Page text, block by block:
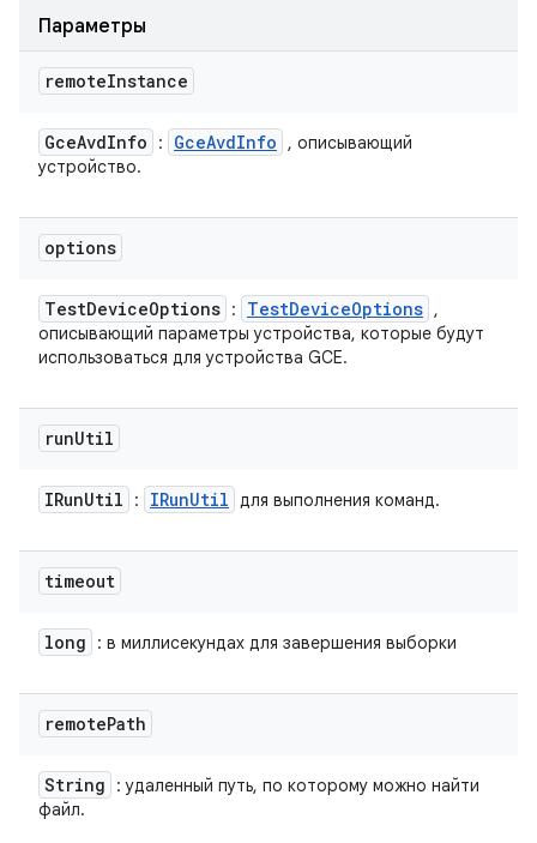
Параметры
remoteInstance
GceAvdInfo : GceAvdInfo
, описывающий
устройство.
options
TestDeviceOptions : TestDeviceOptions ,
описывающий параметры устройства, которые будут
использоваться для устройства GCE.
runUtil
IRunUtil : IRunUtil для выполнения команд.
timeout
long : в миллисекундах для завершения выборки
remotePath
String
: удаленный путь, по которому можно найти
файл.